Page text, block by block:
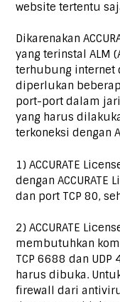
website tertentu
Dikarenakan
yang terinstal ALM
terhubung internet
diperlukan
port-port dalam
yang harus
terkoneksi dengan
1) ACCURATE
dengan ACCURATE
dan port TCP 80,
2) ACCURATE
membutuhkan
TCP 6688 dan
harus dibuka.
firewall dari